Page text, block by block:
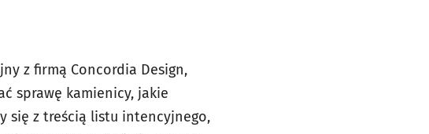
z firmą Concordia Design,
sprawę kamienicy, jakie
się z treścią listu intencyjnego,